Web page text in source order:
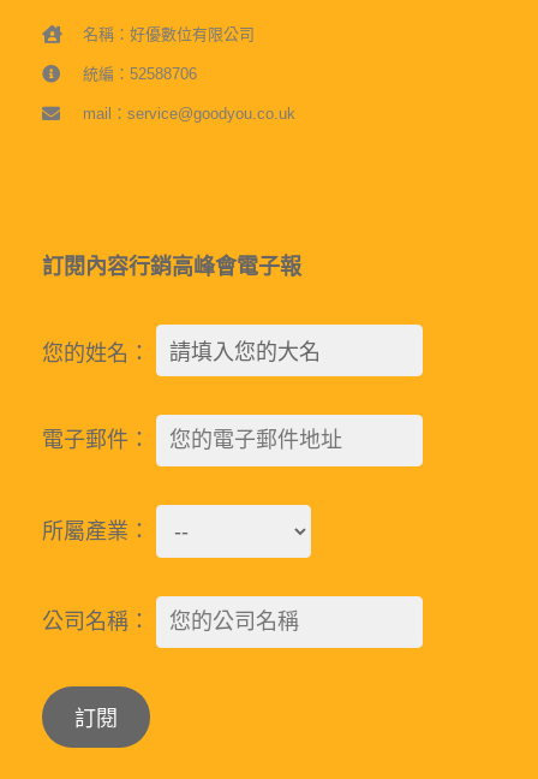
名稱：好優數位有限公司
統編：52588706
mail：service@goodyou.co.uk
訂閱內容行銷高峰會電子報
您的姓名：
電子郵件：
所屬產業：
公司名稱：